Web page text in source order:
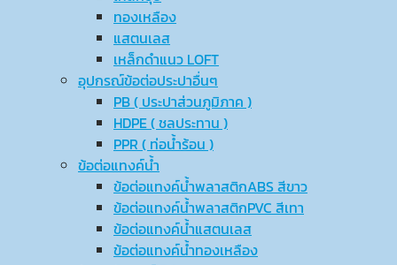
ทองเหลือง
แสตนเลส
เหล็กดำแนว LOFT
อุปกรณ์ข้อต่อประปาอื่นๆ
PB ( ประปาส่วนภูมิภาค )
HDPE ( ชลประทาน )
PPR ( ท่อน้ำร้อน )
ข้อต่อแทงค์น้ำ
ข้อต่อแทงค์น้ำพลาสติกABS สีขาว
ข้อต่อแทงค์น้ำพลาสติกPVC สีเทา
ข้อต่อแทงค์น้ำแสตนเลส
ข้อต่อแทงค์น้ำทองเหลือง